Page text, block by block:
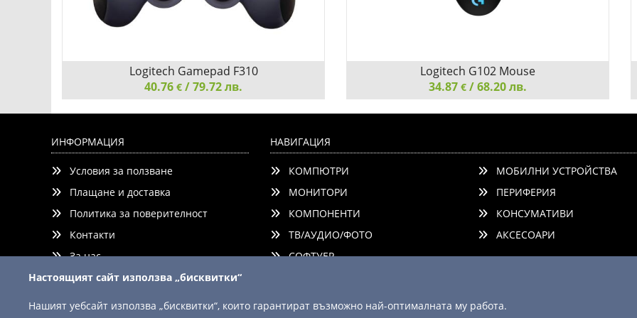
Meter Cord
Сравни
Logitech Gamepad F310
40.76 € / 79.72 лв.
Сравни
Logitech G102 Mouse
34.87 € / 68.20 лв.
ИНФОРМАЦИЯ
Условия за ползване
Плащане и доставка
Политика за поверителност
Контакти
За нас
НАВИГАЦИЯ
КОМПЮТРИ
МОБИЛНИ УСТРОЙСТВА
МОНИТОРИ
ПЕРИФЕРИЯ
КОМПОНЕНТИ
КОНСУМАТИВИ
ТВ/АУДИО/ФОТО
АКСЕСОАРИ
СОФТУЕР
Настоящият сайт използва „бисквитки“
Нашият уебсайт използва „бисквитки“, които гарантират възможно най-оптималната му работа.